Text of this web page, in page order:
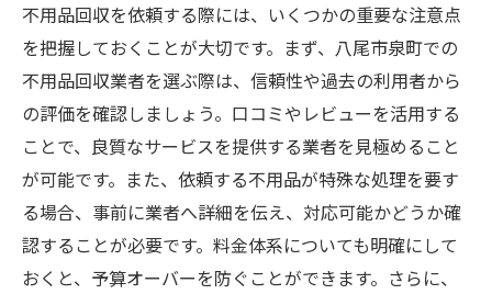
大阪府八尾市泉町の不用品回収で知っておくべ
きポイント
不用品回収に関する地域の規制とルール
八尾市泉町の不用品回収業者の選び方
トラブルを避けるための注意事項
住民の声から学ぶ不用品回収の実態
効果的な不用品回収のための準備と計画
不用品回収における地域の取り組み
不用品回収を依頼する際には、いくつかの重要な注意点
を把握しておくことが大切です。まず、八尾市泉町での
不用品回収業者を選ぶ際は、信頼性や過去の利用者から
の評価を確認しましょう。口コミやレビューを活用する
ことで、良質なサービスを提供する業者を見極めること
が可能です。また、依頼する不用品が特殊な処理を要す
る場合、事前に業者へ詳細を伝え、対応可能かどうか確
認することが必要です。料金体系についても明確にして
おくと、予算オーバーを防ぐことができます。さらに、